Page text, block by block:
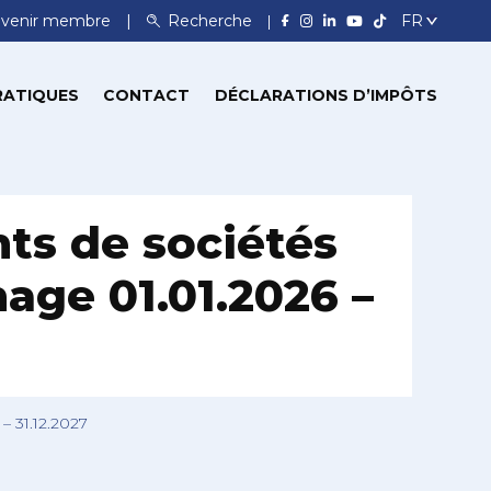
membre Recherche
CONTACT DÉCLARATIONS D’IMPÔTS
de sociétés
01.01.2026 –